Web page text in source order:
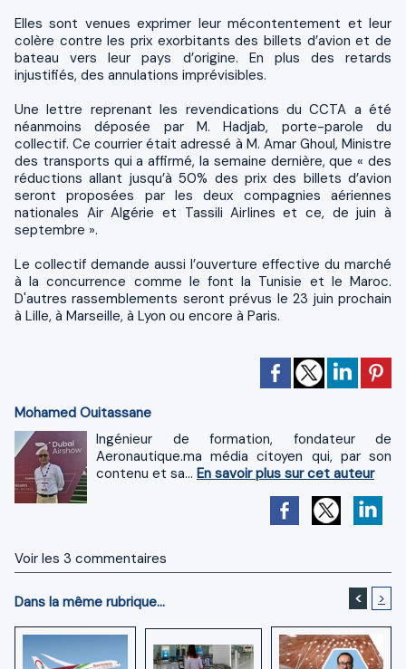
Elles sont venues exprimer leur mécontentement et leur
colère contre les prix exorbitants des billets d’avion et de
bateau vers leur pays d’origine. En plus des retards
injustifiés, des annulations imprévisibles.
Une lettre reprenant les revendications du CCTA a été
néanmoins déposée par M. Hadjab, porte-parole du
collectif. Ce courrier était adressé à M. Amar Ghoul, Ministre
des transports qui a affirmé, la semaine dernière, que « des
réductions allant jusqu’à 50% des prix des billets d’avion
seront proposées par les deux compagnies aériennes
nationales Air Algérie et Tassili Airlines et ce, de juin à
septembre ».
Le collectif demande aussi l’ouverture effective du marché
à la concurrence comme le font la Tunisie et le Maroc.
D'autres rassemblements seront prévus le 23 juin prochain
à Lille, à Marseille, à Lyon ou encore à Paris.
Mohamed Ouitassane
Ingénieur de formation, fondateur de
Aeronautique.ma média citoyen qui, par son
contenu et sa... En savoir plus sur cet auteur
Voir les 3 commentaires
Dans la même rubrique... < >